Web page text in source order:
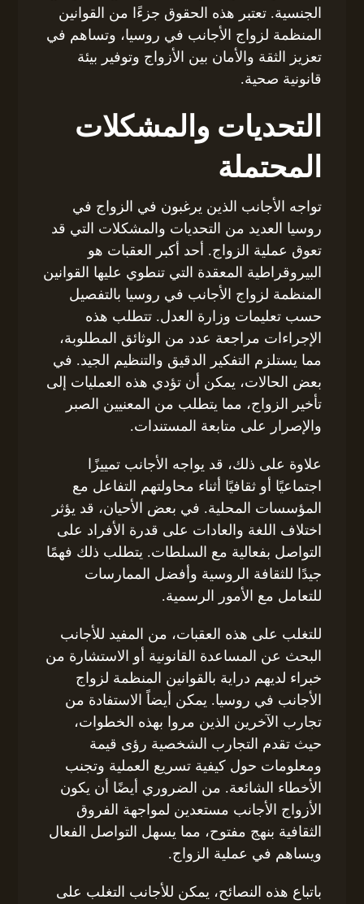
الجنسية. تعتبر هذه الحقوق جزءًا من القوانين
المنظمة لزواج الأجانب في روسيا، وتساهم في
تعزيز الثقة والأمان بين الأزواج وتوفير بيئة
قانونية صحية.
التحديات والمشكلات
المحتملة
تواجه الأجانب الذين يرغبون في الزواج في
روسيا العديد من التحديات والمشكلات التي قد
تعوق عملية الزواج. أحد أكبر العقبات هو
البيروقراطية المعقدة التي تنطوي عليها القوانين
المنظمة لزواج الأجانب في روسيا بالتفصيل
حسب تعليمات وزارة العدل. تتطلب هذه
الإجراءات مراجعة عدد من الوثائق المطلوبة،
مما يستلزم التفكير الدقيق والتنظيم الجيد. في
بعض الحالات، يمكن أن تؤدي هذه العمليات إلى
تأخير الزواج، مما يتطلب من المعنيين الصبر
والإصرار على متابعة المستندات.
علاوة على ذلك، قد يواجه الأجانب تمييزًا
اجتماعيًا أو ثقافيًا أثناء محاولتهم التفاعل مع
المؤسسات المحلية. في بعض الأحيان، قد يؤثر
اختلاف اللغة والعادات على قدرة الأفراد على
التواصل بفعالية مع السلطات. يتطلب ذلك فهمًا
جيدًا للثقافة الروسية وأفضل الممارسات
للتعامل مع الأمور الرسمية.
للتغلب على هذه العقبات، من المفيد للأجانب
البحث عن المساعدة القانونية أو الاستشارة من
خبراء لديهم دراية بالقوانين المنظمة لزواج
الأجانب في روسيا. يمكن أيضاً الاستفادة من
تجارب الآخرين الذين مروا بهذه الخطوات،
حيث تقدم التجارب الشخصية رؤى قيمة
ومعلومات حول كيفية تسريع العملية وتجنب
الأخطاء الشائعة. من الضروري أيضًا أن يكون
الأزواج الأجانب مستعدين لمواجهة الفروق
الثقافية بنهج مفتوح، مما يسهل التواصل الفعال
ويساهم في عملية الزواج.
باتباع هذه النصائح، يمكن للأجانب التغلب على